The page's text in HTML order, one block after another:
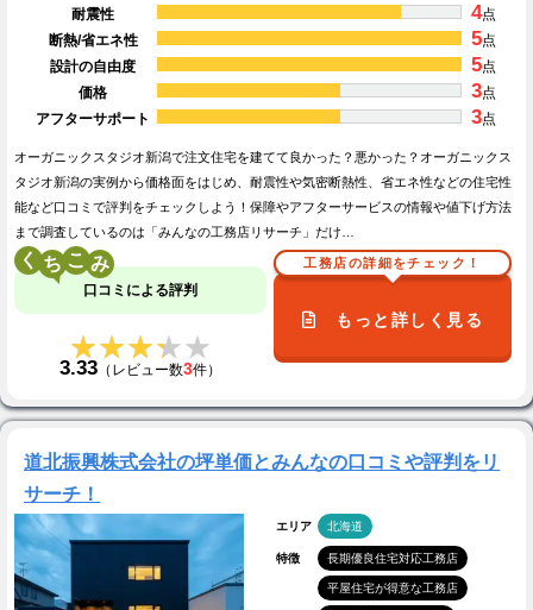
耐震性 4点
断熱/省エネ性
5点
設計の自由度
5点
価格
3点
アフターサポート
3点
オーガニックスタジオ新潟で注文住宅を建てて良かった？悪かった？オーガニックス
タジオ新潟の実例から価格面をはじめ、耐震性や気密断熱性、省エネ性などの住宅性
能など口コミで評判をチェックしよう！保障やアフターサービスの情報や値下げ方法
まで調査しているのは「みんなの工務店リサーチ」だけ…
く こ
口コミによる評判
★★★★★
★★★★★
3.33 （レビュー数3件）
工務店の詳細をチェック！
もっと詳しく見る
道北振興株式会社の坪単価とみんなの口コミや評判をリ
サーチ！
エリア 北海道
特徴 長期優良住宅対応工務店
平屋住宅が得意な工務店